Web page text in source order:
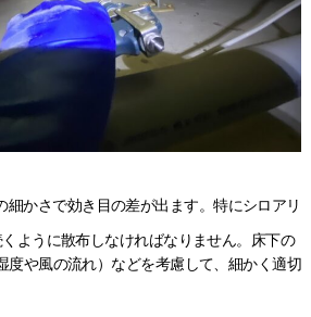
細かさで効き目の差が出ます。特にシロアリ
ように散布しなければなりません。床下の
度や風の流れ）などを考慮して、細かく適切